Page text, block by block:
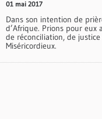
01 mai 2017
Dans son intention de
d’Afrique. Prions pour
de réconciliation, de
Miséricordieux.